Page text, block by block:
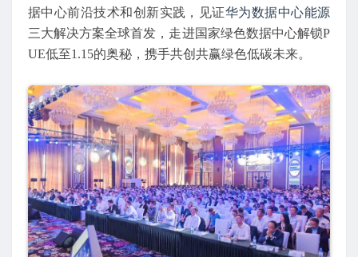
据中心前沿技术和创新实践，见证华为数据中心能源
三大解决方案全球首发，走进国家绿色数据中心解锁P
UE低至1.15的奥秘，携手共创共赢绿色低碳未来。